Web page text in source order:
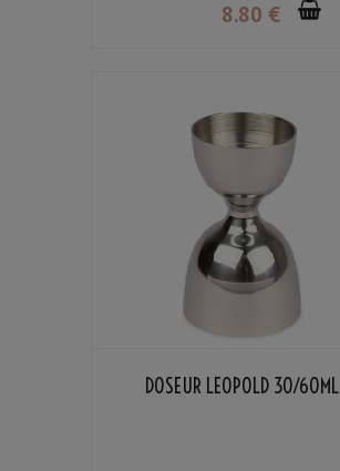
8.80 €
DOSEUR LEOPOLD 30/60ML